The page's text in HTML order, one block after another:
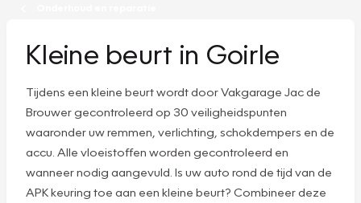
Kleine beurt in Goirle
Tijdens een kleine beurt wordt door Vakgarage Jac de
Brouwer gecontroleerd op 30 veiligheidspunten
waaronder uw remmen, verlichting, schokdempers en de
accu. Alle vloeistoffen worden gecontroleerd en
wanneer nodig aangevuld. Is uw auto rond de tijd van de
APK keuring toe aan een kleine beurt? Combineer deze